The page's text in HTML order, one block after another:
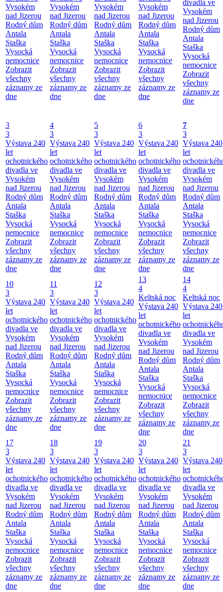
Vysokém
nad Jizerou
Rodný dům
Antala
Staška
Vysocká
nemocnice
Zobrazit
všechny
záznamy ze
dne
Vysokém
nad Jizerou
Rodný dům
Antala
Staška
Vysocká
nemocnice
Zobrazit
všechny
záznamy ze
dne
Vysokém
nad Jizerou
Rodný dům
Antala
Staška
Vysocká
nemocnice
Zobrazit
všechny
záznamy ze
dne
Vysokém
nad Jizerou
Rodný dům
Antala
Staška
Vysocká
nemocnice
Zobrazit
všechny
záznamy ze
dne
divadla ve
Vysokém
nad Jizerou
Rodný dům
Antala
Staška
Vysocká
nemocnice
Zobrazit
všechny
záznamy ze
dne
3
3
Výstava 240
let
ochotnického
divadla ve
Vysokém
nad Jizerou
Rodný dům
Antala
Staška
Vysocká
nemocnice
Zobrazit
všechny
záznamy ze
dne
4
3
Výstava 240
let
ochotnického
divadla ve
Vysokém
nad Jizerou
Rodný dům
Antala
Staška
Vysocká
nemocnice
Zobrazit
všechny
záznamy ze
dne
5
3
Výstava 240
let
ochotnického
divadla ve
Vysokém
nad Jizerou
Rodný dům
Antala
Staška
Vysocká
nemocnice
Zobrazit
všechny
záznamy ze
dne
6
3
Výstava 240
let
ochotnického
divadla ve
Vysokém
nad Jizerou
Rodný dům
Antala
Staška
Vysocká
nemocnice
Zobrazit
všechny
záznamy ze
dne
7
3
Výstava 240
let
divadla ve
Vysokém
nad Jizerou
Rodný dům
Antala
Staška
Vysocká
nemocnice
Zobrazit
všechny
záznamy ze
dne
10
3
Výstava 240
let
ochotnického
divadla ve
Vysokém
nad Jizerou
Rodný dům
Antala
Staška
Vysocká
nemocnice
Zobrazit
všechny
záznamy ze
dne
11
3
Výstava 240
let
ochotnického
divadla ve
Vysokém
nad Jizerou
Rodný dům
Antala
Staška
Vysocká
nemocnice
Zobrazit
všechny
záznamy ze
dne
12
3
Výstava 240
let
ochotnického
divadla ve
Vysokém
nad Jizerou
Rodný dům
Antala
Staška
Vysocká
nemocnice
Zobrazit
všechny
záznamy ze
dne
13
4
Keltská noc
Výstava 240
let
ochotnického
divadla ve
Vysokém
nad Jizerou
Rodný dům
Antala
Staška
Vysocká
nemocnice
Zobrazit
všechny
záznamy ze
dne
14
4
Keltská noc
Výstava 240
let
divadla ve
Vysokém
nad Jizerou
Rodný dům
Antala
Staška
Vysocká
nemocnice
Zobrazit
všechny
záznamy ze
dne
17
3
Výstava 240
let
ochotnického
divadla ve
Vysokém
nad Jizerou
Rodný dům
Antala
Staška
Vysocká
nemocnice
Zobrazit
všechny
záznamy ze
dne
18
3
Výstava 240
let
ochotnického
divadla ve
Vysokém
nad Jizerou
Rodný dům
Antala
Staška
Vysocká
nemocnice
Zobrazit
všechny
záznamy ze
dne
19
3
Výstava 240
let
ochotnického
divadla ve
Vysokém
nad Jizerou
Rodný dům
Antala
Staška
Vysocká
nemocnice
Zobrazit
všechny
záznamy ze
dne
20
3
Výstava 240
let
ochotnického
divadla ve
Vysokém
nad Jizerou
Rodný dům
Antala
Staška
Vysocká
nemocnice
Zobrazit
všechny
záznamy ze
dne
21
3
Výstava 240
let
divadla ve
Vysokém
nad Jizerou
Rodný dům
Antala
Staška
Vysocká
nemocnice
Zobrazit
všechny
záznamy ze
dne